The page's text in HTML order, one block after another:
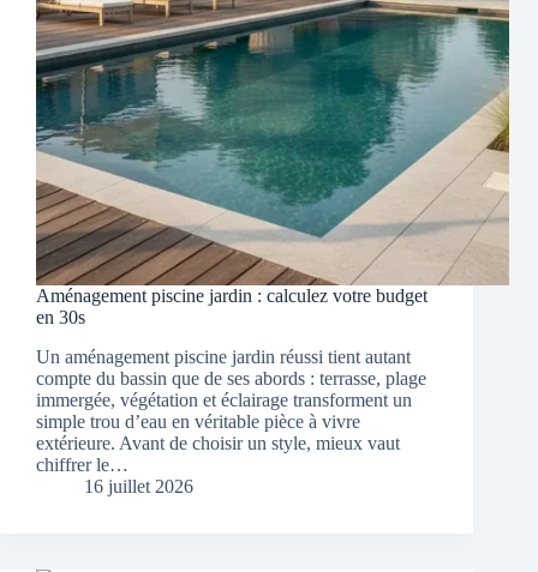
Aménagement piscine jardin : calculez votre budget
en 30s
Un aménagement piscine jardin réussi tient autant
compte du bassin que de ses abords : terrasse, plage
immergée, végétation et éclairage transforment un
simple trou d’eau en véritable pièce à vivre
extérieure. Avant de choisir un style, mieux vaut
chiffrer le…
16 juillet 2026